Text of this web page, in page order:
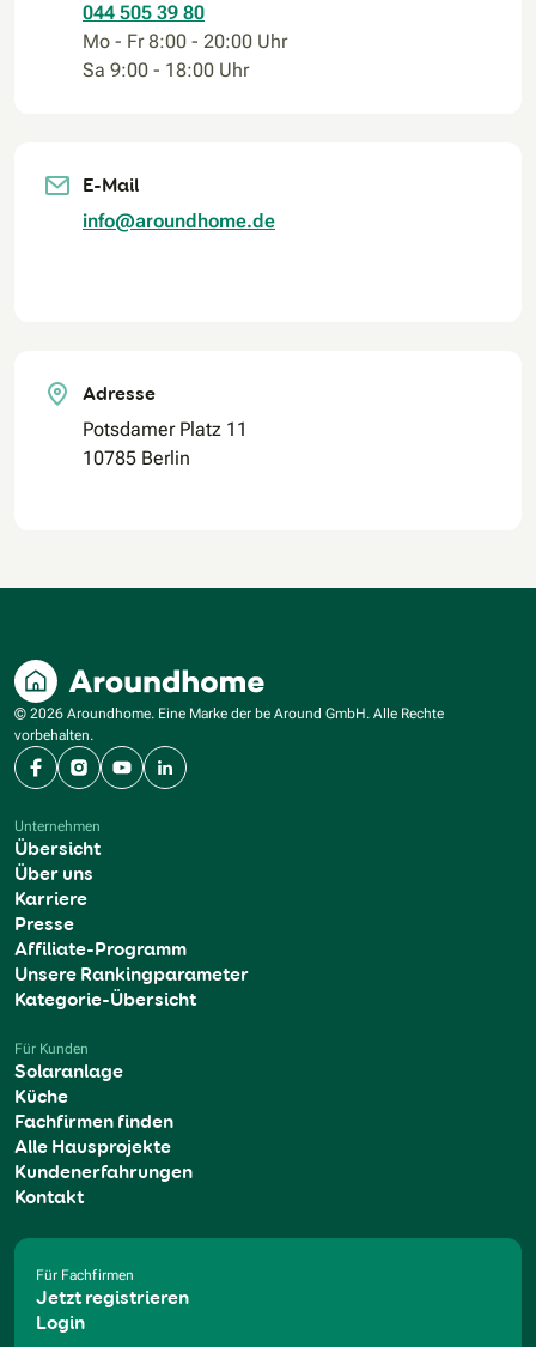
044 505 39 80
Mo - Fr 8:00 - 20:00 Uhr
Sa 9:00 - 18:00 Uhr
E-Mail
info@aroundhome.de
Adresse
Potsdamer Platz 11
10785 Berlin
© 2026 Aroundhome. Eine Marke der be Around GmbH. Alle Rechte
vorbehalten.
FacebookInstagram
YouTubeLinkedIn
Unternehmen
Übersicht
Über uns
Karriere
Presse
Affiliate-Programm
Unsere Rankingparameter
Kategorie-Übersicht
Für Kunden
Solaranlage
Küche
Fachfirmen finden
Alle Hausprojekte
Kundenerfahrungen
Kontakt
Für Fachfirmen
Jetzt registrieren
Login